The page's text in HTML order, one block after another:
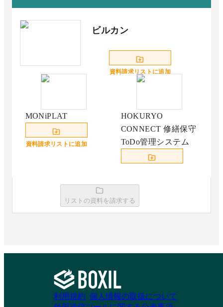
ビルカン
資料請求リストに追加
MONiPLAT
資料請求リストに追加
HOKURYO
CONNECT 修繕保守
ToDo管理システム
リストの資料を請求する
利用規約 個人情報の取扱について